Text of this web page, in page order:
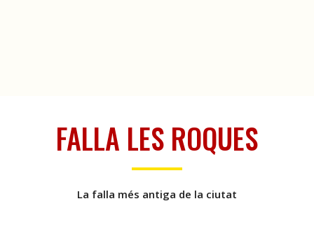
FALLA LES ROQUES
La falla més antiga de la ciutat